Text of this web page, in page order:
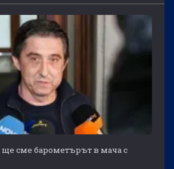
сме барометърът в мача с